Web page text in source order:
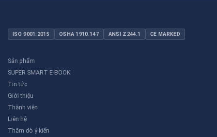
ISO 9001:2015 OSHA 1910.147 ANSI Z244.1 CE MARKED
Sản phẩm
SUPER SMART E-BOOK
Tin tức
Giới thiệu
Thành viên
Liên hệ
Thăm dò ý kiến